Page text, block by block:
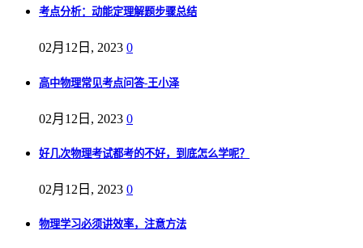
考点分析：动能定理解题步骤总结
02月12日, 2023 0
高中物理常见考点问答-王小泽
02月12日, 2023 0
好几次物理考试都考的不好，到底怎么学呢？
02月12日, 2023 0
物理学习必须讲效率，注意方法